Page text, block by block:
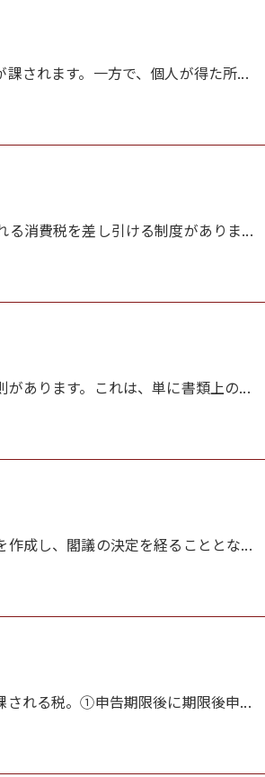
されます。一方で、個人が得た所...
消費税を差し引ける制度がありま...
あります。これは、単に書類上の...
成し、閣議の決定を経ることとな...
される税。①申告期限後に期限後申...